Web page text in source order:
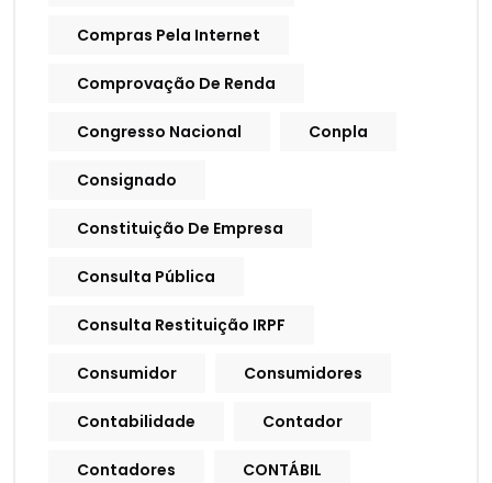
Compras Pela Internet
Comprovação De Renda
Congresso Nacional Conpla
Consignado
Constituição De Empresa
Consulta Pública
Consulta Restituição IRPF
Consumidor Consumidores
Contabilidade Contador
Contadores CONTÁBIL